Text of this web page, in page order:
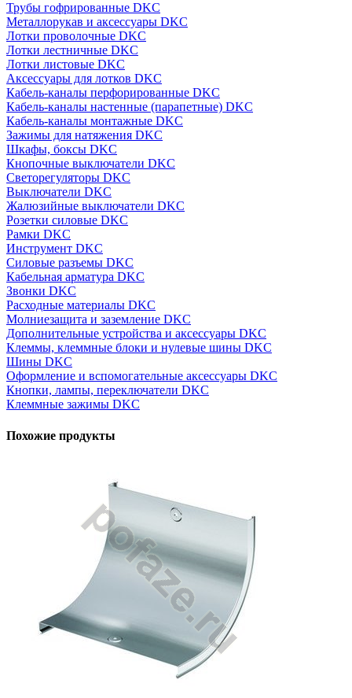
Трубы гофрированные DKC
Металлорукав и аксессуары DKC
Лотки проволочные DKC
Лотки лестничные DKC
Лотки листовые DKC
Аксессуары для лотков DKC
Кабель-каналы перфорированные DKC
Кабель-каналы настенные (парапетные) DKC
Кабель-каналы монтажные DKC
Зажимы для натяжения DKC
Шкафы, боксы DKC
Кнопочные выключатели DKC
Светорегуляторы DKC
Выключатели DKC
Жалюзийные выключатели DKC
Розетки силовые DKC
Рамки DKC
Инструмент DKC
Силовые разъемы DKC
Кабельная арматура DKC
Звонки DKC
Расходные материалы DKC
Молниезащита и заземление DKC
Дополнительные устройства и аксессуары DKC
Клеммы, клеммные блоки и нулевые шины DKC
Шины DKC
Оформление и вспомогательные аксессуары DKC
Кнопки, лампы, переключатели DKC
Клеммные зажимы DKC
Похожие продукты